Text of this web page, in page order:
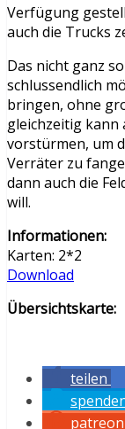
Verfügung
auch die Trucks
Das nicht ganz
schlussendlich
bringen, ohne
gleichzeitig kann
vorstürmen, um
Verräter zu
dann auch die
will.
Informationen:
Karten: 2*2
Download
Übersichtskarte:
teilen
patreon